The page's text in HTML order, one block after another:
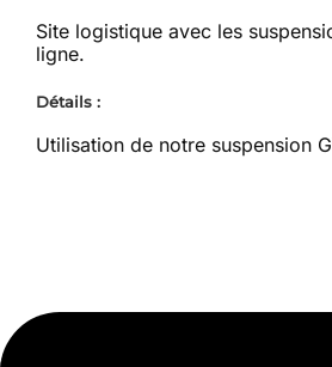
Site logistique avec les
ligne.
Détails :
Utilisation de notre suspension